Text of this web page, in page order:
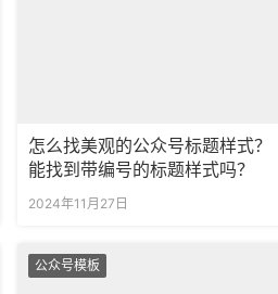
怎么找美观的公众号标题样式？
能找到带编号的标题样式吗？
2024年11月27日
公众号模板